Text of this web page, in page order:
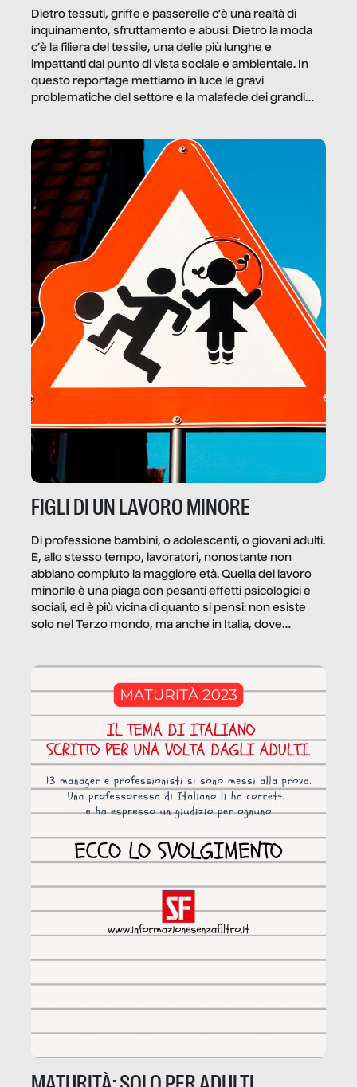
Dietro tessuti, griffe e passerelle c’è una realtà di
inquinamento, sfruttamento e abusi. Dietro la moda
c’è la filiera del tessile, una delle più lunghe e
impattanti dal punto di vista sociale e ambientale. In
questo reportage mettiamo in luce le gravi
problematiche del settore e la malafede dei grandi
FIGLI DI UN LAVORO MINORE
Di professione bambini, o adolescenti, o giovani adulti.
E, allo stesso tempo, lavoratori, nonostante non
abbiano compiuto la maggiore età. Quella del lavoro
minorile è una piaga con pesanti effetti psicologici e
sociali, ed è più vicina di quanto si pensi: non esiste
solo nel Terzo mondo, ma anche in Italia, dove